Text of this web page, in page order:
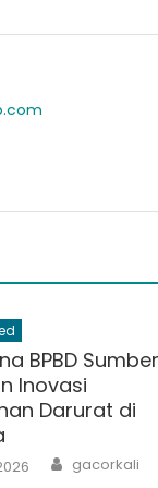
BPBD Sumber
Inovasi
Darurat di
Author
gacorkali